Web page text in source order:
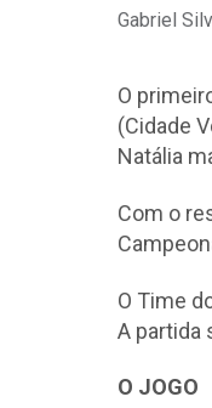
Gabriel
O
(Cidade
Natália
Com o
O Time
A partida
O JOGO